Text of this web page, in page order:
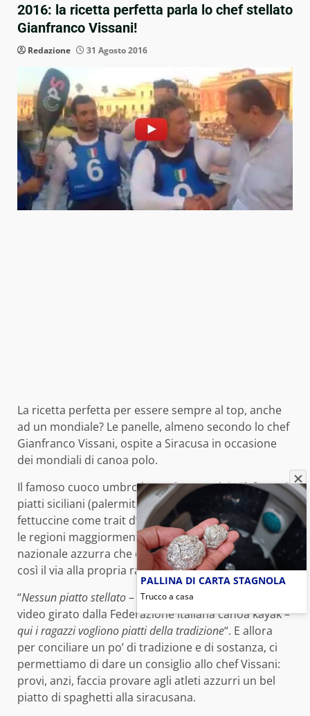
2016: la ricetta perfetta parla lo chef stellato
Gianfranco Vissani!
Redazione 31 Agosto 2016
La ricetta perfetta per essere sempre al top, anche
ad un mondiale? Le panelle, almeno secondo lo chef
Gianfranco Vissani, ospite a Siracusa in occasione
dei mondiali di canoa polo.
Il famoso cuoco umbro ha scelto uno dei più famosi
piatti siciliani (palermitani per dirla tutta) e delle
fettuccine come trait d’union tra la Sicilia e la Liguria,
le regioni maggiormente rappresentate nella
nazionale azzurra che oggi scenderà in acqua dando
così il via alla propria rassegna iridata.
“Nessun piatto stellato– ha proseguito lo chef nel
video girato dalla Federazione italiana canoa kayak –
qui i ragazzi vogliono piatti della tradizione“. E allora
per conciliare un po’ di tradizione e di sostanza, ci
permettiamo di dare un consiglio allo chef Vissani:
provi, anzi, faccia provare agli atleti azzurri un bel
piatto di spaghetti alla siracusana.
PALLINA DI CARTA STAGNOLA
Trucco a casa